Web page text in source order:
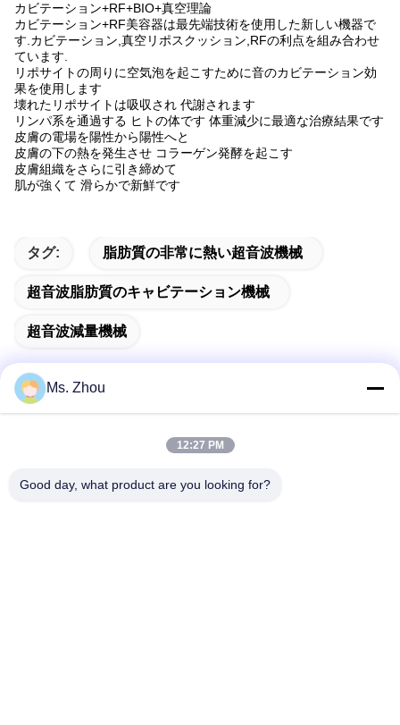
カビテーション+RF+BIO+真空理論
カビテーション+RF美容器は最先端技術を使用した新しい機器で
す.カビテーション,真空リポスクッション,RFの利点を組み合わせ
ています.
リポサイトの周りに空気泡を起こすために音のカビテーション効
果を使用します
壊れたリポサイトは吸収され 代謝されます
リンパ系を通過する ヒトの体です 体重減少に最適な治療結果です
皮膚の電場を陽性から陽性へと
皮膚の下の熱を発生させ コラーゲン発酵を起こす
皮膚組織をさらに引き締めて
肌が強くて 滑らかで新鮮です
タグ: 脂肪質の非常に熱い超音波機械
超音波脂肪質のキャビテーション機械
超音波減量機械
住所
Ms. Zhou
12:27 PM
Good day, what product are you looking for?